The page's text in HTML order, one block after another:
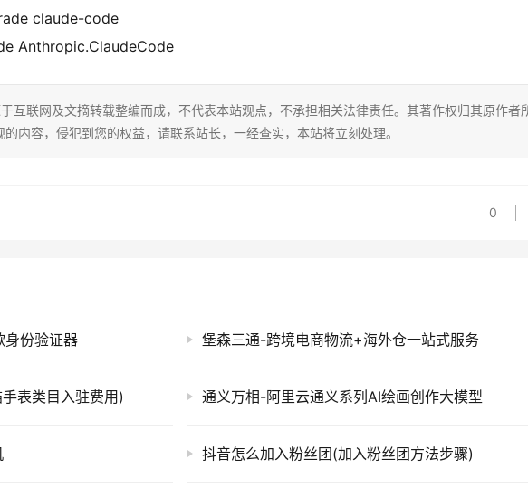
claude-code
Anthropic.ClaudeCode
互联网及文摘转载整编而成，不代表本站观点，不承担相关法律责任。其著作权归其原作者
内容，侵犯到您的权益，请联系站长，一经查实，本站将立刻处理。
0
份验证器 堡森三通-跨境电商物流+海外仓一站式服务
表类目入驻费用) 通义万相-阿里云通义系列AI绘画创作大模型
抖音怎么加入粉丝团(加入粉丝团方法步骤)